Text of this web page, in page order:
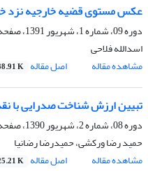
عکس مستوی قضیه خارجیه نزد
دوره 09، شماره 1، شهریور 1391، صفحه
اسدالله فلاحی
مشاهده مقاله
اصل مقاله K
تبیین ارزش شناخت صدرایی با
دوره 08، شماره 2، شهریور 1390، صفحه
حمید رضا ورکشی، حمیدرضا رضانیا
مشاهده مقاله
اصل مقاله K